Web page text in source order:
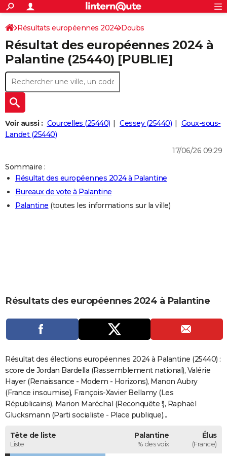
ACTUALITÉS
Politique
Société
Faits Divers
Education
Monde
Villes
+
SPORT
Coupe du monde 2026
Football
Tennis
Cyclisme
Rugby
Forum
CULTURE
Programme TV
TNT
Streaming
Cinéma
Sorties cinéma
Musique
+
FINANCE
Retraite
Impôts
Epargne
Immobilier
Risques naturels par ville
Banque
Assurance
Crédit
AUTO
Essais
Réserver un essai
Citadines
Berlines
SUV
Forum auto
+
HIGH-TECH
Mobiles
Meilleur smartphone
Internet
Ordinateurs
Jeux vidéo
Guide high-tech
+
BRICOLAGE
Guides de France
Escapades
Patrimoine
Expositions
Musées
Week-end nature
LIFESTYLE
Art de vivre
Bien-être
Loisirs
Mode
Modes de vie
CARTE DE VOEUX
Carte de Noël
Carte Bonne année
Carte Saint-Valentin
Carte Pâques
Carte d'anniversaire
DICTIONNAIRE
Dictionnaire
Biographies
Citations
Expressions
Proverbes
PROGRAMME TV
COPAINS D'AVANT
S'inscrire
Se connecter
Lycées
Collèges
Primaires
Universités
Entreprises
Service militaire
Avis de recherche
AVIS DE DÉCÈS
FORUM
S'inscrire
Connexion
Résultats européennes 2024 Doubs
Résultat des européennes 2024 à
Palantine (25440) [PUBLIE]
Voir aussi : Courcelles (25440) Cessey (25440)
Goux-sous-
Landet (25440)
17/06/26 09:29
Sommaire :
Résultat des européennes 2024 à Palantine
Bureaux de vote à Palantine
Palantine (toutes les informations sur la ville)
Résultats des européennes 2024 à Palantine
Résultat des élections européennes 2024 à Palantine (25440) :
score de Jordan Bardella (Rassemblement national), Valérie
Hayer (Renaissance - Modem - Horizons), Manon Aubry
(France insoumise), François-Xavier Bellamy (Les
Républicains), Marion Maréchal (Reconquête !), Raphaël
Glucksmann (Parti socialiste - Place publique)...
Tête de liste
Liste
Palantine
% des voix
Élus
(France)